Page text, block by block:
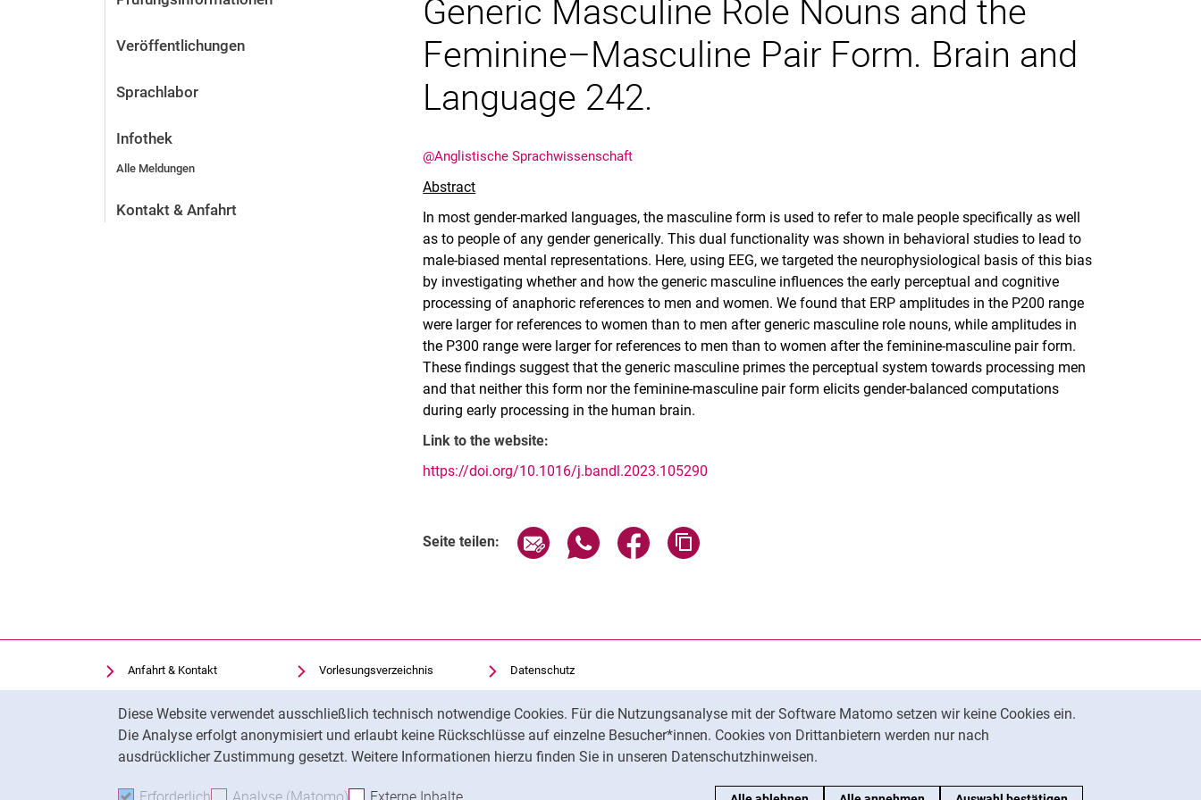
Diese Website verwendet ausschließlich technisch notwendige Cookies. Für die Nutzungsanalyse mit der Software Matomo setzen wir keine Cookies ein.
Die Analyse erfolgt anonymisiert und erlaubt keine Rückschlüsse auf einzelne Besucher*innen. Cookies von Drittanbietern werden nur nach
ausdrücklicher Zustimmung gesetzt. Weitere Informationen hierzu finden Sie in unseren Datenschutzhinweisen.
Veröffentlichungen
Sprachlabor
Infothek
Alle Meldungen
Kontakt & Anfahrt
Generic Masculine Role Nouns and the
Feminine–Masculine Pair Form. Brain and
Language 242.
@Anglistische Sprachwissenschaft
Abstract
In most gender-marked languages, the masculine form is used to refer to male people specifically as well
as to people of any gender generically. This dual functionality was shown in behavioral studies to lead to
male-biased mental representations. Here, using EEG, we targeted the neurophysiological basis of this bias
by investigating whether and how the generic masculine influences the early perceptual and cognitive
processing of anaphoric references to men and women. We found that ERP amplitudes in the P200 range
were larger for references to women than to men after generic masculine role nouns, while amplitudes in
the P300 range were larger for references to men than to women after the feminine-masculine pair form.
These findings suggest that the generic masculine primes the perceptual system towards processing men
and that neither this form nor the feminine-masculine pair form elicits gender-balanced computations
during early processing in the human brain.
Link to the website:
https://doi.org/10.1016/j.bandl.2023.105290
Seite teilen: Seite über E-Mail teilen
Seite über WhatsApp teilen (externer Link, öffnet neues Fenster)
Seite über Facebook teilen (externer Link, öffnet neues Fenster)
Anfahrt & Kontakt
Einrichtungen suchen
Stellenangebote
Cookie-Einstellungen
Vorlesungsverzeichnis
Uni-Bibliothek
Moodle
Panopto
Datenschutz
Barrierefreiheit
Transparenter KI-Einsatz
Impressum